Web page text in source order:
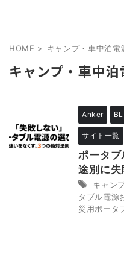
HOME > キャンプ・車中泊電
キャンプ・車中泊
Anker
サイト一覧
ポータブ
途別に
キャン
タブル電源
災用ポータ